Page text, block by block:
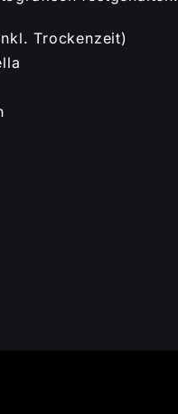
Trockenzeit)